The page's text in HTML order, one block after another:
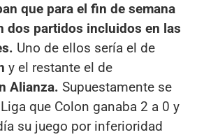
que para el fin de semana
dos partidos incluidos en las
Uno de ellos sería el de
y el restante el de
Alianza. Supuestamente se
que Colon ganaba 2 a 0 y
su juego por inferioridad